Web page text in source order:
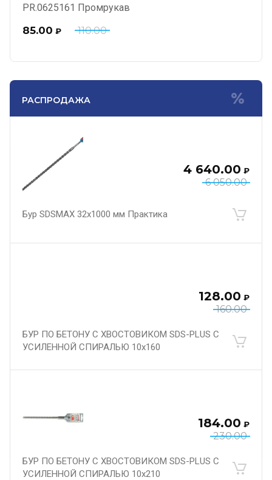
PR.0625161 Промрукав
110.00
85.00 ₽
РАСПРОДАЖА
6 050.00
4 640.00 ₽
Бур SDSMAX 32х1000 мм Практика
160.00
128.00 ₽
БУР ПО БЕТОНУ С ХВОСТОВИКОМ SDS-PLUS С
УСИЛЕННОЙ СПИРАЛЬЮ 10х160
230.00
184.00 ₽
БУР ПО БЕТОНУ С ХВОСТОВИКОМ SDS-PLUS С
УСИЛЕННОЙ СПИРАЛЬЮ 10х210